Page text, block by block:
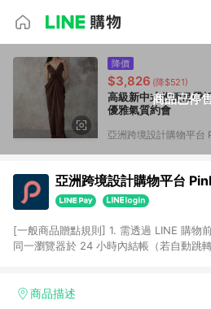
商品已停
降價
$3,826 (降$521)
高級新中式收腰吊帶
優雅氣質約會
亞洲跨境設計購物平台
亞洲跨境設計購物平台
[一般商品贈點規則] 1. 需透過 LINE 購物
同一瀏覽器於 24 小時內結帳（若自動跳
回饋訂單不得享有 Pinkoi 站方優惠，例如
商品描述